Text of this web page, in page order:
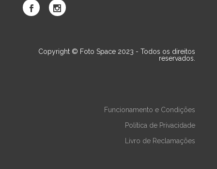
Copyright © Foto Space 2023 - Todos os direitos
reservados.
Funcionamento e Condições
Política de Privacidade
Livro de Reclamações